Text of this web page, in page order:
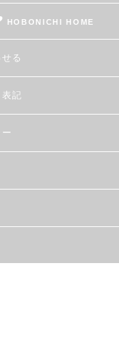
HOBONICHI HOME
る
記